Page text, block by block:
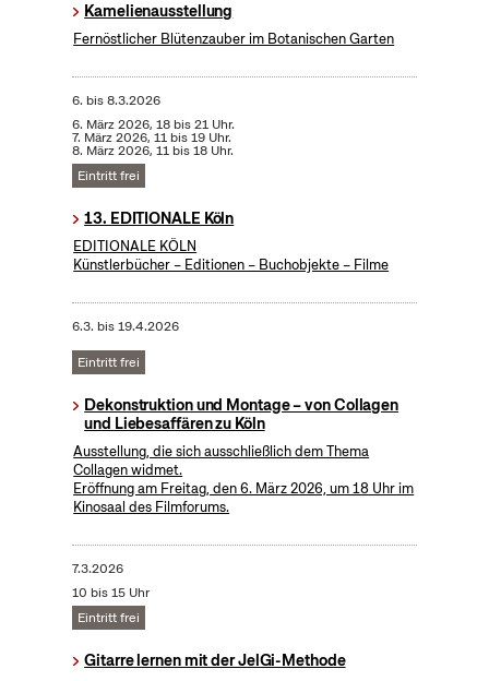
Kamelienausstellung
Fernöstlicher Blütenzauber im Botanischen Garten
6. bis8.3.2026
6. März 2026, 18 bis 21 Uhr.
7. März 2026, 11 bis 19 Uhr.
8. März 2026, 11 bis 18 Uhr.
Eintritt frei
13. EDITIONALE Köln
EDITIONALE KÖLN
Künstlerbücher – Editionen – Buchobjekte – Filme
6.3. bis19.4.2026
Eintritt frei
Dekonstruktion und Montage – von Collagen
und Liebesaffären zu Köln
Ausstellung, die sich ausschließlich dem Thema
Collagen widmet.
Eröffnung am Freitag, den 6. März 2026, um 18 Uhr im
Kinosaal des Filmforums.
7.3.2026
10 bis 15 Uhr
Eintritt frei
Gitarre lernen mit der JelGi-Methode